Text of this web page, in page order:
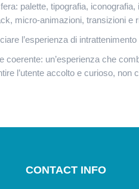
palette, tipografia,
micro-animazioni, transizioni e
l’esperienza di intrattenimento
coerente: un’esperienza che
l’utente accolto e curioso,
CONTACT INFO